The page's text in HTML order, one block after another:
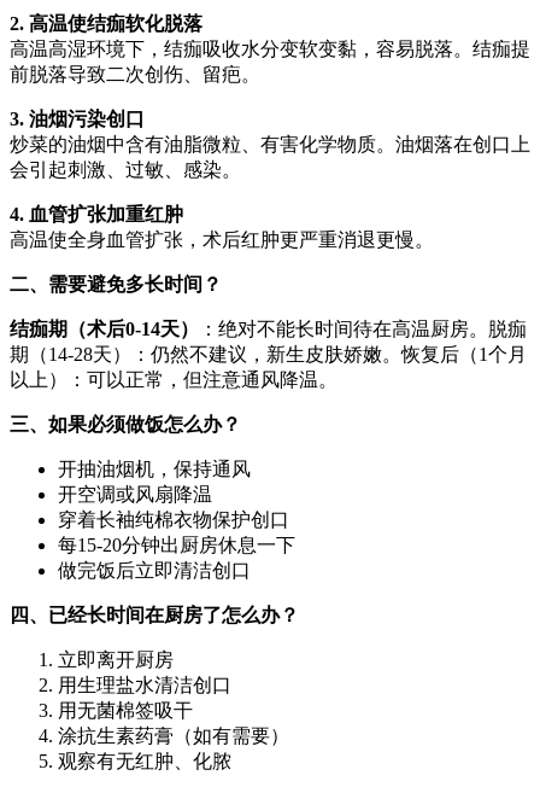
2. 高温使结痂软化脱落
高温高湿环境下，结痂吸收水分变软变黏，容易脱落。结痂提
前脱落导致二次创伤、留疤。
3. 油烟污染创口
炒菜的油烟中含有油脂微粒、有害化学物质。油烟落在创口上
会引起刺激、过敏、感染。
4. 血管扩张加重红肿
高温使全身血管扩张，术后红肿更严重消退更慢。
二、需要避免多长时间？
结痂期（术后0-14天）
：绝对不能长时间待在高温厨房。脱痂
期（14-28天）：仍然不建议，新生皮肤娇嫩。恢复后（1个月
以上）：可以正常，但注意通风降温。
三、如果必须做饭怎么办？
开抽油烟机，保持通风
开空调或风扇降温
穿着长袖纯棉衣物保护创口
每15-20分钟出厨房休息一下
做完饭后立即清洁创口
四、已经长时间在厨房了怎么办？
立即离开厨房
用生理盐水清洁创口
用无菌棉签吸干
涂抗生素药膏（如有需要）
观察有无红肿、化脓